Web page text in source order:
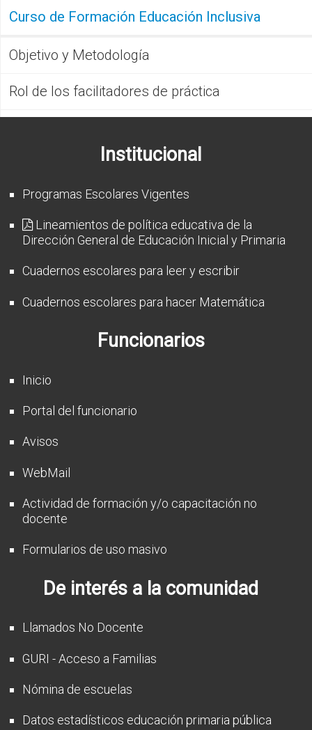
Curso de Formación Educación Inclusiva
Objetivo y Metodología
Rol de los facilitadores de práctica
Institucional
Programas Escolares Vigentes
Lineamientos de política educativa de la
Dirección General de Educación Inicial y Primaria
Cuadernos escolares para leer y escribir
Cuadernos escolares para hacer Matemática
Funcionarios
Inicio
Portal del funcionario
Avisos
WebMail
Actividad de formación y/o capacitación no
docente
Formularios de uso masivo
De interés a la comunidad
Llamados No Docente
GURI - Acceso a Familias
Nómina de escuelas
Datos estadísticos educación primaria pública